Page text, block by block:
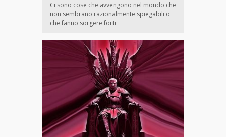
Ci sono cose che avvengono nel mondo che
non sembrano razionalmente spiegabili o
che fanno sorgere forti